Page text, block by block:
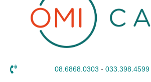
08.6868.0303 - 033.398.4599